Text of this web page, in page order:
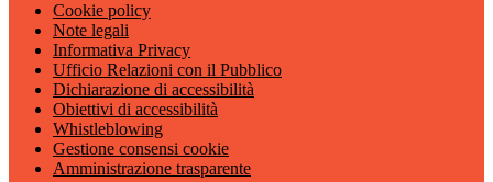
Cookie policy
Note legali
Informativa Privacy
Ufficio Relazioni con il Pubblico
Dichiarazione di accessibilità
Obiettivi di accessibilità
Whistleblowing
Gestione consensi cookie
Amministrazione trasparente